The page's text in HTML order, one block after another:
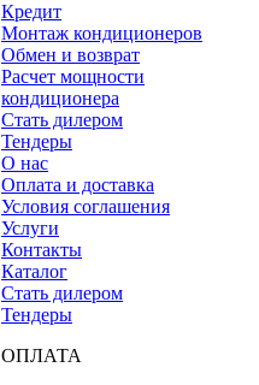
Кредит
Монтаж кондиционеров
Обмен и возврат
Расчет мощности
кондиционера
Стать дилером
Тендеры
О нас
Оплата и доставка
Условия соглашения
Услуги
Контакты
Каталог
Стать дилером
Тендеры
ОПЛАТА